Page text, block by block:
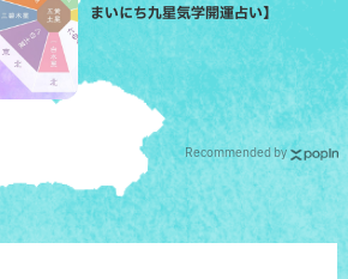
まいにち九星気学開運占い】
Recommended by